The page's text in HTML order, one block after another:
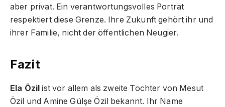
aber privat. Ein verantwortungsvolles Porträt
respektiert diese Grenze. Ihre Zukunft gehört ihr und
ihrer Familie, nicht der öffentlichen Neugier.
Fazit
Ela Özil ist vor allem als zweite Tochter von Mesut
Özil und Amine Gülşe Özil bekannt. Ihr Name